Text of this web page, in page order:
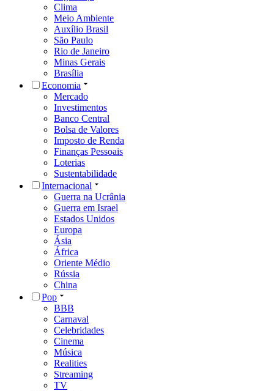
Clima
Meio Ambiente
Auxílio Brasil
São Paulo
Rio de Janeiro
Minas Gerais
Brasília
Economia
Mercado
Investimentos
Banco Central
Bolsa de Valores
Imposto de Renda
Finanças Pessoais
Loterias
Sustentabilidade
Internacional
Guerra na Ucrânia
Guerra em Israel
Estados Unidos
Europa
Ásia
África
Oriente Médio
Rússia
China
Pop
BBB
Carnaval
Celebridades
Cinema
Música
Realities
Streaming
TV